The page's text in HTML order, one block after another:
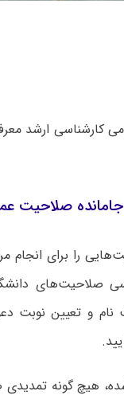
کارشناسی ارشد
صلاحیت‌
را برای
صلاحیت‌های
نام و تعیین نوبت
شده، هیچ گونه